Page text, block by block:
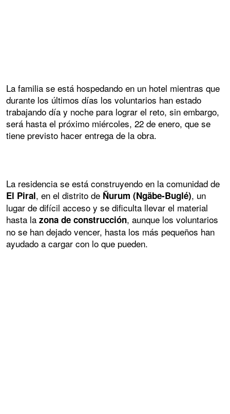
La familia se está hospedando en un hotel mientras que
durante los últimos días los voluntarios han estado
trabajando día y noche para lograr el reto, sin embargo,
será hasta el próximo miércoles, 22 de enero, que se
tiene previsto hacer entrega de la obra.
La residencia se está construyendo en la comunidad de
El Piral, en el distrito de Ñurum (Ngäbe-Buglé), un
lugar de difícil acceso y se dificulta llevar el material
hasta la zona de construcción, aunque los voluntarios
no se han dejado vencer, hasta los más pequeños han
ayudado a cargar con lo que pueden.